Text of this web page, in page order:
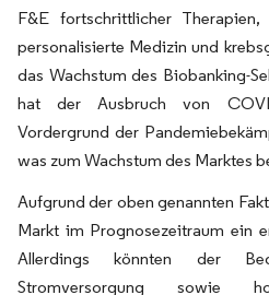
F&E fortschrittlicher
personalisierte Medizin und
das Wachstum des Biobanking-
hat der Ausbruch von
Vordergrund der
was zum Wachstum des Marktes
Aufgrund der oben genannten
Markt im Prognosezeitraum ein
Allerdings könnten der
Stromversorgung sowie